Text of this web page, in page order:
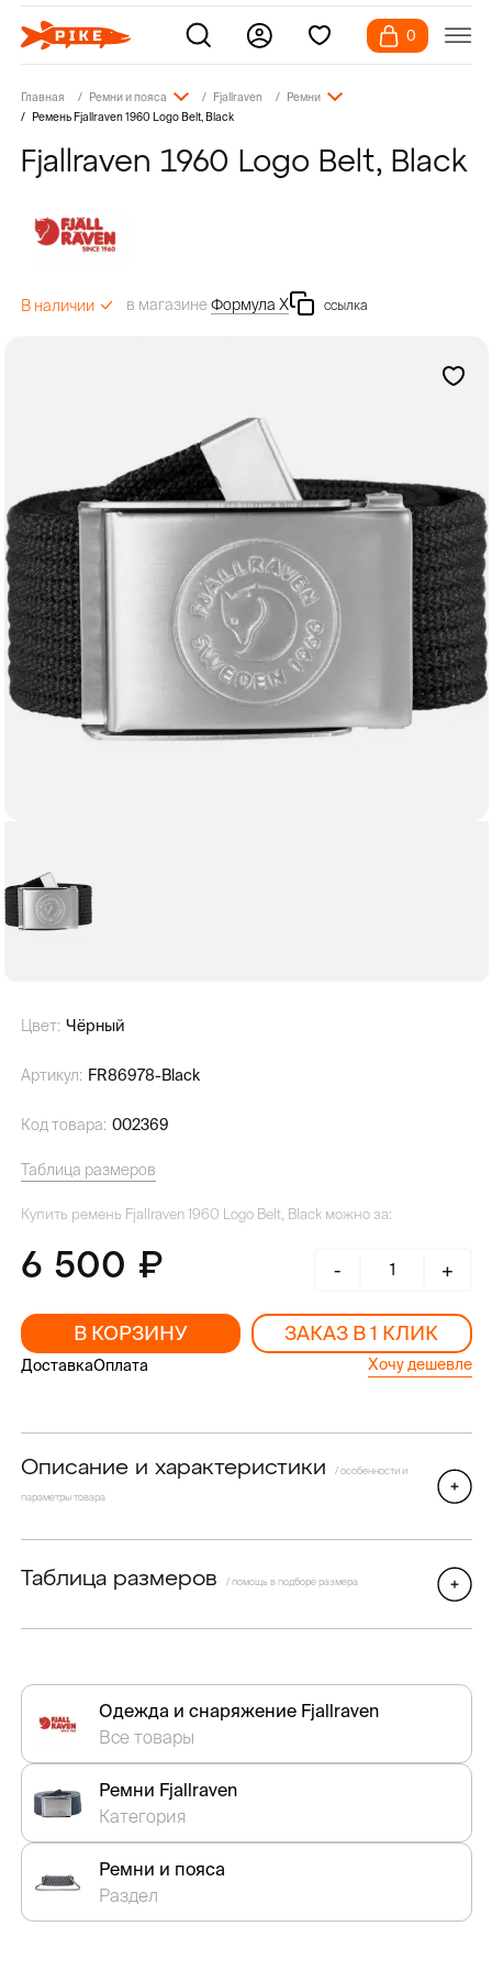
0
Главная Ремни и пояса Fjallraven
Ремни
Ремень Fjallraven 1960 Logo Belt, Black
Fjallraven 1960 Logo Belt, Black
В наличии в магазинеФормула Х ссылка
Цвет: Чёрный
Артикул: FR86978-Black
Код товара: 002369
Таблица размеров
Купить ремень Fjallraven 1960 Logo Belt, Black можно за:
6 500 - +
В КОРЗИНУ ЗАКАЗ В 1 КЛИК
ДоставкаОплата Хочу дешевле
Описание и характеристики / особенности и
параметры товара
Таблица размеров / помощь в подборе размера
Одежда и снаряжение Fjallraven
Все товары
Ремни Fjallraven
Категория
Ремни и пояса
Раздел